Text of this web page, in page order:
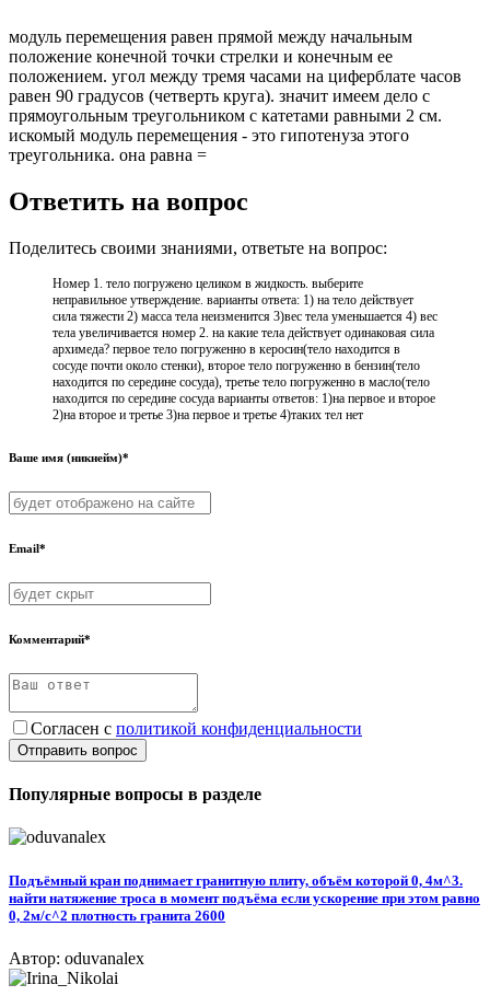
модуль перемещения равен прямой между начальным
положение конечной точки стрелки и конечным ее
положением. угол между тремя часами на циферблате часов
равен 90 градусов (четверть круга). значит имеем дело с
прямоугольным треугольником с катетами равными 2 см.
искомый модуль перемещения - это гипотенуза этого
треугольника. она равна =
Ответить на вопрос
Поделитесь своими знаниями, ответьте на вопрос:
Номер 1. тело погружено целиком в жидкость. выберите
неправильное утверждение. варианты ответа: 1) на тело действует
сила тяжести 2) масса тела неизменится 3)вес тела уменьшается 4) вес
тела увеличивается номер 2. на какие тела действует одинаковая сила
архимеда? первое тело погруженно в керосин(тело находится в
сосуде почти около стенки), второе тело погруженно в бензин(тело
находится по середине сосуда), третье тело погруженно в масло(тело
находится по середине сосуда варианты ответов: 1)на первое и второе
2)на второе и третье 3)на первое и третье 4)таких тел нет
Ваше имя (никнейм)*
Email*
Комментарий*
Согласен с политикой конфиденциальности
Отправить вопрос
Популярные вопросы в разделе
Подъёмный кран поднимает гранитную плиту, объём которой 0, 4м^3.
найти натяжение троса в момент подъёма если ускорение при этом равно
0, 2м/с^2 плотность гранита 2600
Автор: oduvanalex